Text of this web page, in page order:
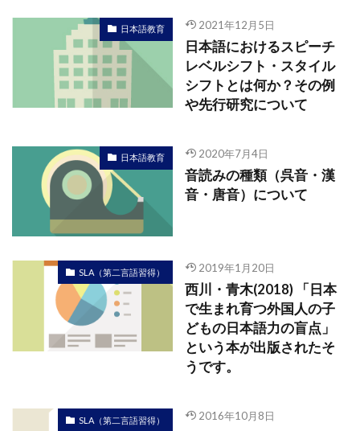
日本語教育 2021年12月5日
日本語におけるスピーチ
レベルシフト・スタイル
シフトとは何か？その例
や先行研究について
日本語教育 2020年7月4日
音読みの種類（呉音・漢
音・唐音）について
SLA（第二言語習得） 2019年1月20日
西川・青木(2018) 「日本
で生まれ育つ外国人の子
どもの日本語力の盲点」
という本が出版されたそ
うです。
SLA（第二言語習得） 2016年10月8日